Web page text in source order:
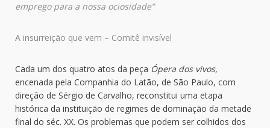
emprego para a nossa ociosidade”
A insurreição que vem – Comitê invisível
Cada um dos quatro atos da peça Ópera dos vivos,
encenada pela Companhia do Latão, de São Paulo, com
direção de Sérgio de Carvalho, reconstitui uma etapa
histórica da instituição de regimes de dominação da metade
final do séc. XX. Os problemas que podem ser colhidos dos